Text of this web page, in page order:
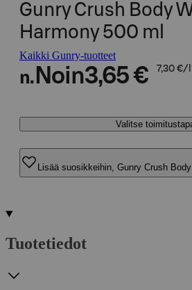
Gunry Crush Body
Harmony 500 ml
Kaikki Gunry-tuotteet
n. Noin3,65 € 7,30 €/l
Valitse
Lisää suosikkeihin, Gunry Crush
Tuotetiedot